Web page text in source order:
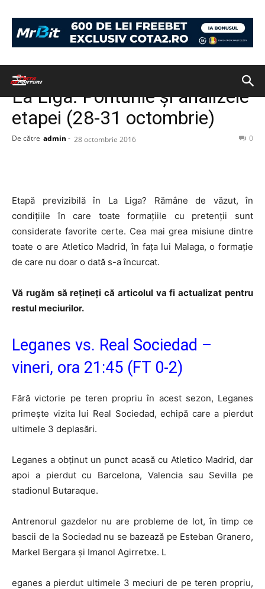
PONTURI
La Liga: Ponturile și analizele
etapei (28-31 octombrie)
De către admin - 28 octombrie 2016 0
Etapă previzibilă în La Liga? Rămâne de văzut, în
condițiile în care toate formațiile cu pretenții sunt
considerate favorite certe. Cea mai grea misiune dintre
toate o are Atletico Madrid, în fața lui Malaga, o formație
de care nu doar o dată s-a încurcat.
Vă rugăm să rețineți că articolul va fi actualizat pentru
restul meciurilor.
Leganes vs. Real Sociedad –
vineri, ora 21:45 (FT 0-2)
Fără victorie pe teren propriu în acest sezon, Leganes
primeşte vizita lui Real Sociedad, echipă care a pierdut
ultimele 3 deplasări.
Leganes a obţinut un punct acasă cu Atletico Madrid, dar
apoi a pierdut cu Barcelona, Valencia sau Sevilla pe
stadionul Butaraque.
Antrenorul gazdelor nu are probleme de lot, în timp ce
bascii de la Sociedad nu se bazează pe Esteban Granero,
Markel Bergara şi Imanol Agirretxe. L
eganes a pierdut ultimele 3 meciuri de pe teren propriu,